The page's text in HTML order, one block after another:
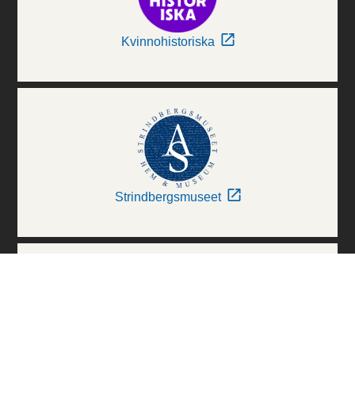
Kvinnohistoriska
Strindbergsmuseet